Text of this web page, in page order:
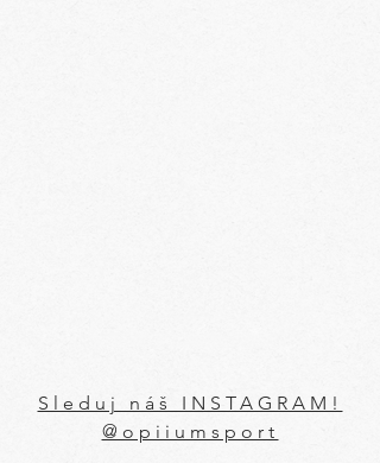
Sleduj náš INSTAGRAM!
@opiiumsport